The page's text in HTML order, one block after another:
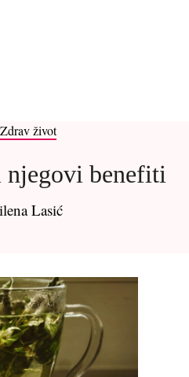
Zdrav život
benefiti
Lasić